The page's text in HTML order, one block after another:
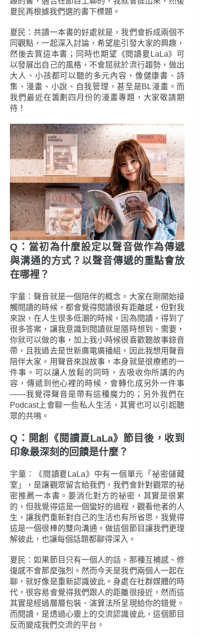
夏民再根據我們選的書下標題。
夏民：共讀一本書的好處就是，我們會拆成兩個不
同觀點，一起深入討論，希望能引發大家的興趣，
然後去買這本書；同時也期望《閱讀夏LaLa》可
以發展出自己的風格，不會屈就於流行趨勢，做出
大人、小孩都可以聽的多元內容，像健康書、詩
集、漫畫、小說、自我管理，甚至是BL漫畫。而
我們最近在籌劃四月份的漫畫專題，大家敬請期
待！
Q：當初為什麼設定以聲音做作為傳遞
與溝通的方式？以聲音傳遞的重點會放
在哪裡？
宇童：聲音就是一個陪伴的概念。大家在剛開始接
觸閱讀的時候，都會覺得閱讀很有距離感，但對我
來說，在人生很多低潮的時候，因為閱讀，得到了
很多答案，讓我意識到閱讀就是隨時想到、需要，
你就可以做的事，加上我小時候很喜歡聽故事錄音
帶，且我過去是世新廣電廣播組，因此我想用聲音
陪伴大家。用聲音來說故事，本身就是很療癒的一
件事。可以讓人放鬆的同時，去吸收你所講的內
容，傳遞到他心裡的時候，會轉化成另外一件事
——我覺得聲音是帶有這種魔力的；另外我們在
Podcast上會聊一些私人生活，其實也可以引起聽
眾的共鳴。
Q：開創《閱讀夏LaLa》節目後，收到
印象最深刻的回饋是什麼？
宇童：《閱讀夏LaLa》中有一個單元「祕密儲藏
室」，是讓觀眾留言給我們，我們會針對觀眾的祕
密推薦一本書。要消化對方的祕密，其實是很累
的，但我覺得這是一個蠻好的過程，觀看他者的人
生，讓我們重新對自己的生活也有所省思，我覺得
這是一個很棒的雙向溝通。做這個節目讓我們更理
解彼此，也讓每個話題都聊得深入。
夏民：如果節目只有一個人的話，那種互補感、修
復感不會那麼強烈。然而今天是我們兩個人一起在
聊，就好像是重新認識彼此。身處在社群媒體的時
代，很容易會覺得我們跟人的距離很接近，然而這
其實是經過層層包裝、演算法所呈現給你的錯覺。
而閱讀，是透過心靈上的交流認識彼此，這個節目
反而變成我們交流的平台。